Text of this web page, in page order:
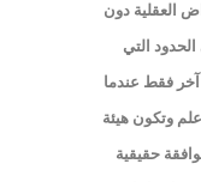
العقلية دون
التي
فقط عندما
وتكون هيئة
حقيقية